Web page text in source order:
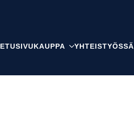
ETUSIVUKAUPPA YHTEISTYÖSSÄ